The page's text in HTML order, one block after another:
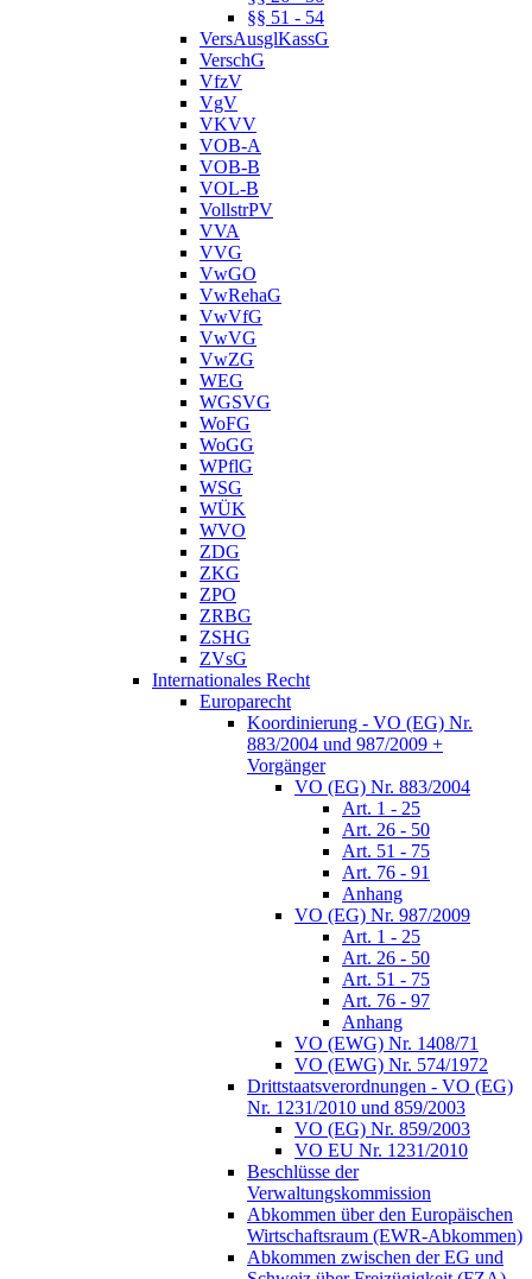
§§ 51 - 54
VersAusglKassG
VerschG
VfzV
VgV
VKVV
VOB-A
VOB-B
VOL-B
VollstrPV
VVA
VVG
VwGO
VwRehaG
VwVfG
VwVG
VwZG
WEG
WGSVG
WoFG
WoGG
WPflG
WSG
WÜK
WVO
ZDG
ZKG
ZPO
ZRBG
ZSHG
ZVsG
Internationales Recht
Europarecht
Koordinierung - VO (EG) Nr.
883/2004 und 987/2009 +
Vorgänger
VO (EG) Nr. 883/2004
Art. 1 - 25
Art. 26 - 50
Art. 51 - 75
Art. 76 - 91
Anhang
VO (EG) Nr. 987/2009
Art. 1 - 25
Art. 26 - 50
Art. 51 - 75
Art. 76 - 97
Anhang
VO (EWG) Nr. 1408/71
VO (EWG) Nr. 574/1972
Drittstaatsverordnungen - VO (EG)
Nr. 1231/2010 und 859/2003
VO (EG) Nr. 859/2003
VO EU Nr. 1231/2010
Beschlüsse der
Verwaltungskommission
Abkommen über den Europäischen
Wirtschaftsraum (EWR-Abkommen)
Abkommen zwischen der EG und